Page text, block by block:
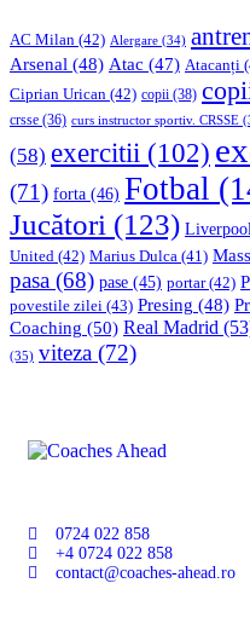
AC Milan (42) Alergare (34)
Arsenal (48) Atac (47) Atacanți
Ciprian Urican (42) copii (38)
crsse (36) curs instructor sportiv. CRSSE
(58) exercitii (102)
(71) forta (46) Fotbal
Jucători (123)
United (42) Marius Dulca (41)
pasa (68) pase (45) portar(42)
povestile zilei (43) Presing (48)
Coaching (50) Real Madrid
(35) viteza (72)
0724 022 858
+4 0724 022 858
contact@coaches-ahead.ro